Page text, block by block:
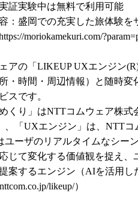
証実験中は無料で利用可能
：盛岡での充実した旅体験
moriokamekuri.com/
アの「LIKEUP UXエンジン
所・時間・周辺情報）と随時
スです。
くり」はNTTコムウェア株式
「UXエンジン」は、NTTコ
ユーザのリアルタイムなシー
じて変化する価値観を捉え
案するエンジン（AIを活用し
likeup/）